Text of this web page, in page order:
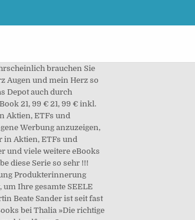
Buch der Gesetze. Sie zeigt auf, wie das Depot auch durch stürmische See gelenkt werden kann. BÃ¶rsenexpertin Beate Sander war fast 25 Jahren an der BÃ¶rse aktiv. Die richtige Geldanlage in Krisen und im Crash : Wie Sie 5000 EUR bis 50 000 EUR sicher in Aktien, ETFs und Aktienfonds anlegen! /Engl. Sie zeigt auf, wie das Depot auch durch stürmische See gelenkt werden kann. 24,99 € inkl. Auf jeden Fall eine gute Sache zu lesen. Sie zeigt auf, wie das Depot auch durch stÃ¼rmische See gelenkt werden... Andere Kunden interessierten sich auch fÃ¼r. Die richtige Geldanlage in Krisen und im Crash: Wie Sie 5000 € bis 50 000 € sicher in Aktien, ETFs und Aktienfonds anlegen! Über 5.000.000 Bücher versandkostenfrei bei Thalia »Die richtige Geldanlage in Krisen und im Crash« von Beate Sander und … Buchautor von (Gebundene Ausgabe) mit klarer Kopie PDF … Börsenexpertin Beate Sander ist seit fast 25 Jahren an der Börse aktiv. Heimlieferung oder in Filiale: Die richtige Geldanlage in Krisen und im Crash Wie Sie 5000 € bis 50 000 € sicher in Aktien, ETFs und Aktienfonds anlegen! von Beate Sander | Orell … AbhÃ¤ngig von BildschirmgrÃ¶Ãe und eingestellter SchriftgrÃ¶Ãe kann die Seitenzahl auf Ihrem LesegerÃ¤t variieren. Die richtige Geldanlage in Krisen und im Crash: Wie Sie 5000 € bis 50 000 € sicher in Aktien, ETFs und Aktienfonds anlegen! Beate Sander Die richtige Geldanlage in Krisen und im Crash Wie Sie 5000 € bis 50 000 € sicher in Aktien, ETFs und Aktienfonds anlegen! Wir verwenden Cooki